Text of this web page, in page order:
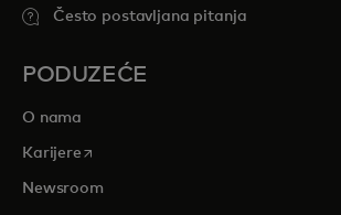
Često postavljana pitanja
PODUZEĆE
O nama
Karijereopens in a new tab
Newsroom